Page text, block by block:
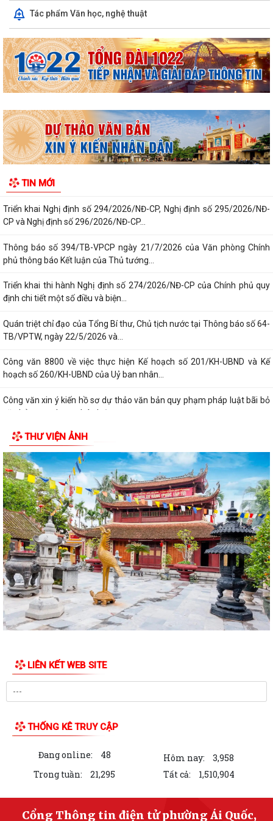
Tác phẩm Văn học, nghệ thuật
TIN MỚI
31/01/2026 của Chính phủ theo...
Công văn 2843 về việc triển khai thực hiện Quyết định số 2843/QĐ-
UBND ngày 23/7/2026 của Uỷ ban...
Triển khai, thực hiện ý kiến chỉ đạo của Ban Thường vụ Thành ủy tại
Thông báo số 485-TB/TU, ngày...
Công bố công khai danh mục thủ tục hành chính đủ điều kiện cung cấp
dịch vụ công trực tuyến và thủ...
Thông báo Ban hành bổ sung, sửa đổi mã định danh cho các cơ quan,
CP và Nghị định số 296/2026/NĐ-CP...
phủ thông báo Kết luận của Thủ tướng...
định chi tiết một số điều và biện...
TB/VPTW, ngày 22/5/2026 và...
hoạch số 260/KH-UBND của Uỷ ban nhân...
văn bản quy phạm pháp luật
(Từ ngày 03/8/2026 đến ngày 09/8/2026)
Triển khai thực hiện Kế hoạch số 276/KH-UBND ngày 20/7/2026 của
UBND thành phố Hải Phòng
Thông báo về việc triển khai khai thác, sử dụng bài giảng pháp luật và
Chatbox AI Trợ giúp pháp luật
Quyết định về việc công bố Danh mục thủ tục hành chính bị bãi bỏ
thuộc phạm vi chức năng quản lý...
Các quyết định về việc kiện toàn Tổ hoà giải và công nhận Hòa giải
viên, Tổ trưởng Tổ hòa giải các...
Quyết định về việc công bố danh mục thủ tục hành chính ban hành
mới, được sửa đổi, bổ sung lĩnh vực...
UBND thành phố Hải Phòng
Thông báo Về việc công bố danh mục thủ tục hành chính ban hành
Thông tin về chương trình thu hồi xe CB1000 Hornet (xe nhập khẩu) và
TÀI LIỆU KỲ HỌP THỨ BA, KHÓA XXIII, NHIỆM KỲ 2026 - 2031
hành mới lĩnh vực thương mại...
THƯ VIỆN ẢNH
LIÊN KẾT WEB SITE
THỐNG KÊ TRUY CẬP
Đang online: 48 Hôm nay:
3,958
Trong tuần:
21,295 Tất cả: 1,510,904
Cổng Thông tin điện tử phường Ái Quốc,